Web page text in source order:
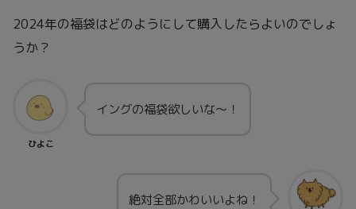
2024年の福袋はどのようにして購入したらよいのでしょ
うか？
ひよこ
イングの福袋欲しいな～！
絶対全部かわいいよね！